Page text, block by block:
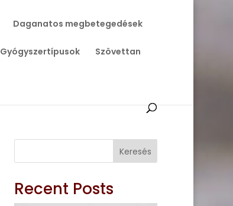
Daganatos megbetegedések
Gyógyszertípusok Szövettan
Keresés
Recent Posts